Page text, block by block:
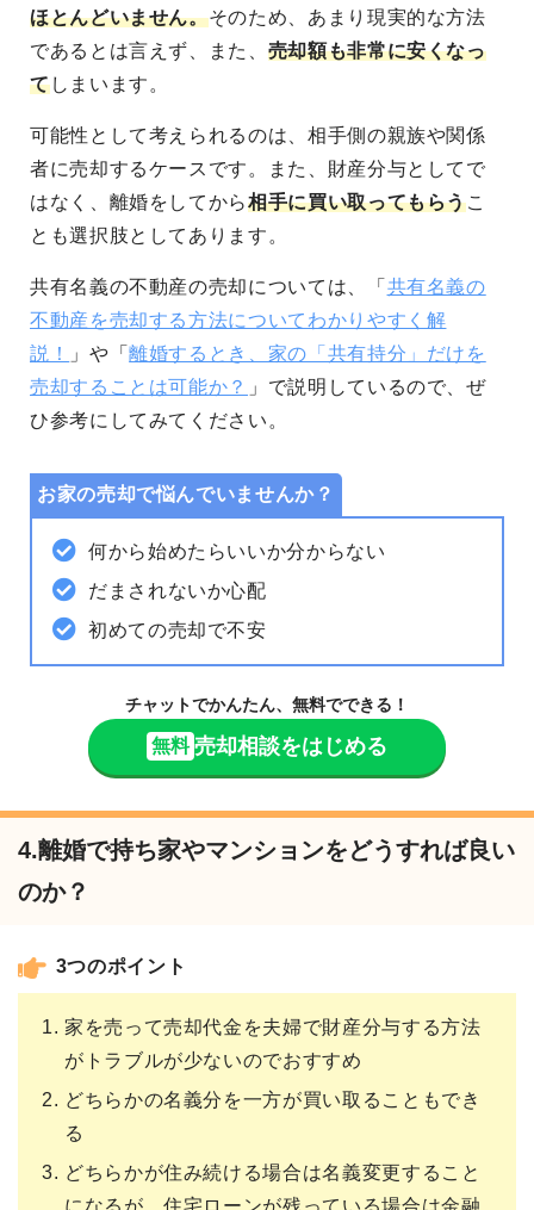
ほとんどいません。そのため、あまり現実的な方法
であるとは言えず、また、 売却額も非常に安くなっ
てしまいます。
可能性として考えられるのは、相手側の親族や関係
者に売却するケースです。また、財産分与としてで
はなく、離婚をしてから相手に買い取ってもらうこ
とも選択肢としてあります。
共有名義の不動産の売却については、「 共有名義の
不動産を売却する方法についてわかりやすく解
説！
」や「離婚するとき、家の「共有持分」だけを
売却することは可能か？ 」で説明しているので、ぜ
ひ参考にしてみてください。
お家の売却で悩んでいませんか？
何から始めたらいいか分からない
だまされないか心配
初めての売却で不安
チャットでかんたん、無料でできる！
無料 売却相談をはじめる
4.離婚で持ち家やマンションをどうすれば良い
のか？
3つのポイント
家を売って売却代金を夫婦で財産分与する方法
がトラブルが少ないのでおすすめ
どちらかの名義分を一方が買い取ることもでき
る
どちらかが住み続ける場合は名義変更すること
になるが、住宅ローンが残っている場合は金融